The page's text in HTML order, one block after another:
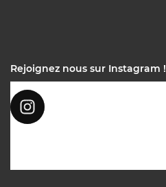
Rejoignez nous sur Instagram !